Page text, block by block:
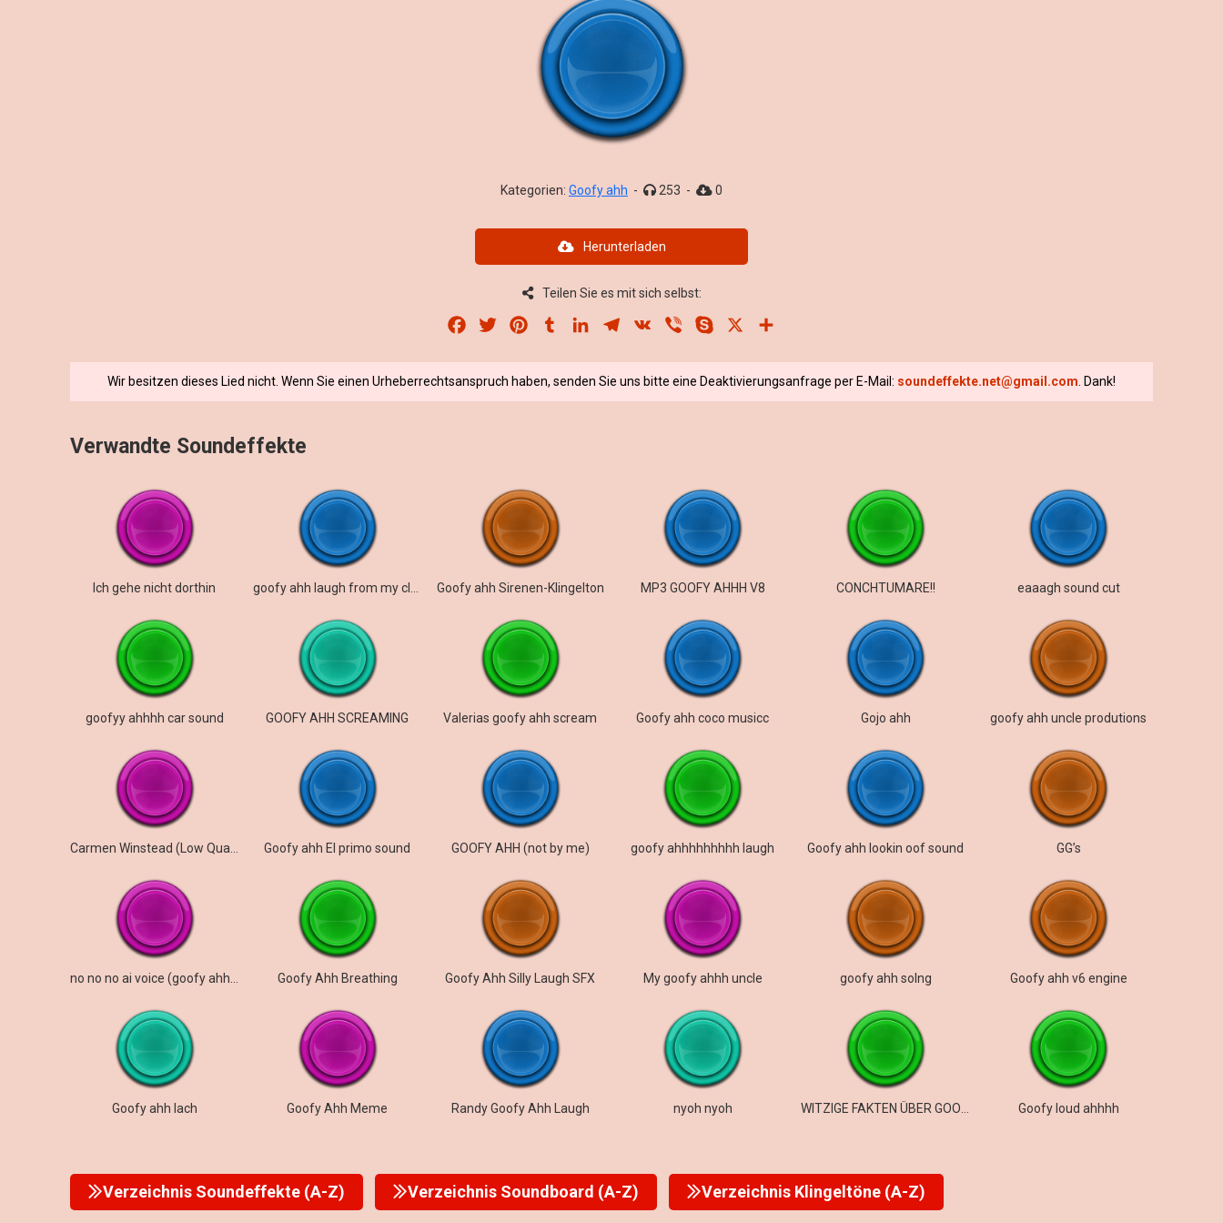
Kategorien: Goofy ahh - 253 - 0
Herunterladen
Teilen Sie es mit sich selbst:
Facebook
Twitter PinterestTumblrLinkedInTelegram
VK Viber Skype
Wir besitzen dieses Lied nicht. Wenn Sie einen Urheberrechtsanspruch haben, senden Sie uns bitte eine Deaktivierungsanfrage per E-Mail: soundeffekte.net@gmail.com . Dank!
Verwandte Soundeffekte
Ich gehe nicht dorthin Goofy ahh Sirenen-Klingelton MP3 GOOFY AHHH V8 CONCHTUMARE!! eaaagh sound cut
goofyy ahhhh car sound GOOFY AHH SCREAMING Valerias goofy ahh scream Goofy ahh coco musicc Gojo ahh goofy ahh uncle produtions
Goofy ahh El primo sound GOOFY AHH (not by me) goofy ahhhhhhhhh laugh Goofy ahh lookin oof sound GG’s
Goofy Ahh Breathing Goofy Ahh Silly Laugh SFX My goofy ahhh uncle goofy ahh solng Goofy ahh v6 engine
Goofy ahh lach Goofy Ahh Meme Randy Goofy Ahh Laugh nyoh nyoh Goofy loud ahhhh
Verzeichnis Soundeffekte (A-Z) Verzeichnis Soundboard (A-Z) Verzeichnis Klingeltöne (A-Z)